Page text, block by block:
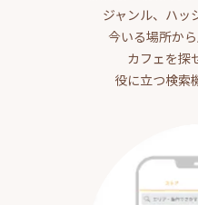
ジャンル、ハッ
今いる場所か
カフェを探
役に立つ検索